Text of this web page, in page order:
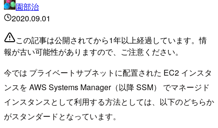
園部治
2020.09.01
この記事は公開されてから1年以上経過しています。情
報が古い可能性がありますので、ご注意ください。
今では プライベートサブネットに配置された EC2 インスタ
ンスを AWS Systems Manager（以降 SSM） でマネージド
インスタンスとして利用する方法としては、以下のどちらか
がスタンダードとなっています。